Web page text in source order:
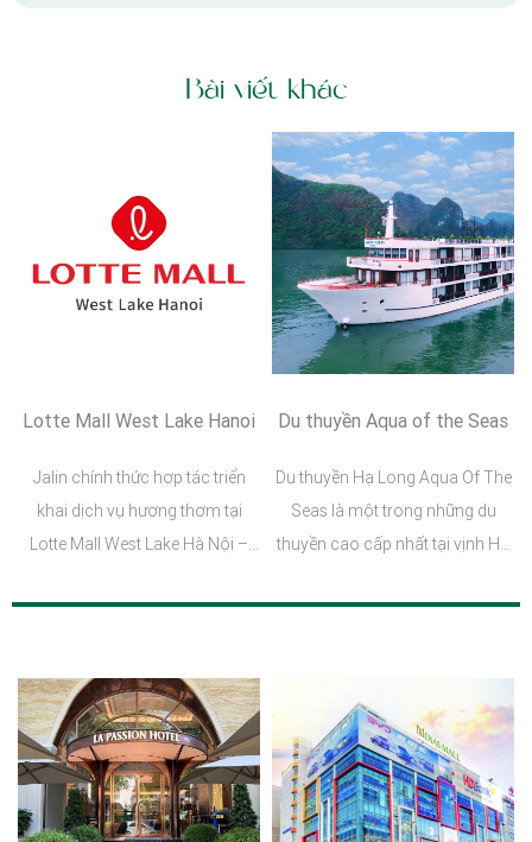
Bài viết khác
Lotte Mall West Lake Hanoi
Jalin chính thức hợp tác triển
khai dịch vụ hương thơm tại
Lotte Mall West Lake Hà Nội –
chuẩn quốc tế dành cho cư dân
Du thuyền Aqua of the Seas
Du thuyền Hạ Long Aqua Of The
Seas là một trong những du
thuyền cao cấp nhất tại vịnh Hạ
nhận là di sản thiên nhiên thế